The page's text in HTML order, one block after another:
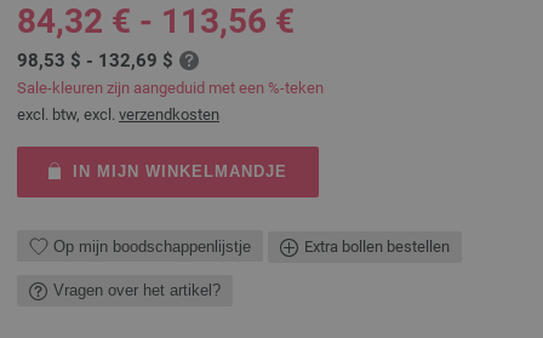
84,32 € - 113,56 €
98,53 $ - 132,69 $
Sale-kleuren zijn aangeduid met een %-teken
excl. btw, excl. verzendkosten
IN MIJN WINKELMANDJE
Op mijn boodschappenlijstje Extra bollen bestellen
Vragen over het artikel?